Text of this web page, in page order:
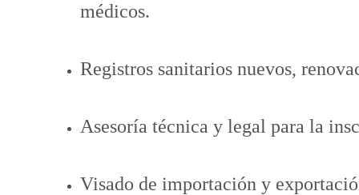
médicos.
Registros sanitarios nuevos,
Asesoría técnica y legal para la
Visado de importación y